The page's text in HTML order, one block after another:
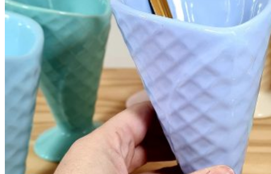
No hay productos en el carrito.
Volver a la tienda